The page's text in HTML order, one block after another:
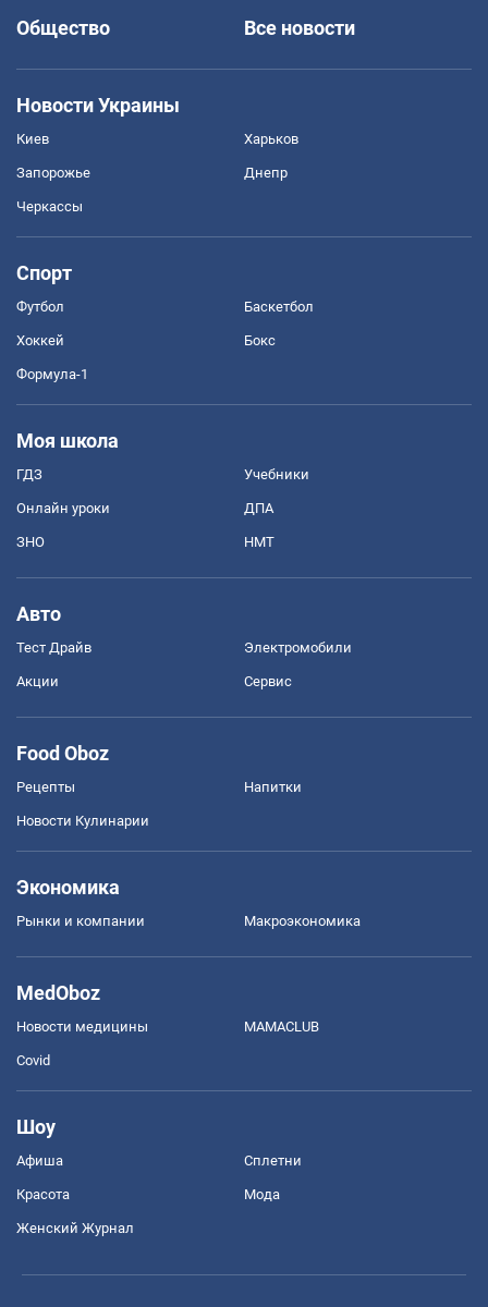
Общество
Все новости
Новости Украины
Киев Харьков
Запорожье Днепр
Черкассы
Спорт
Футбол Баскетбол
Хоккей Бокс
Формула-1
Моя школа
ГДЗ Учебники
Онлайн уроки ДПА
ЗНО НМТ
Авто
Тест Драйв Электромобили
Акции Сервис
Food Oboz
Рецепты Напитки
Новости Кулинарии
Экономика
Рынки и компании Mакроэкономика
MedOboz
Новости медицины MAMACLUB
Covid
Шоу
Афиша Сплетни
Красота Мода
Женский Журнал